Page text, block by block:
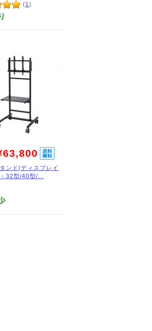
(1 )
ンド(ディスプレイ
32型/40型/...